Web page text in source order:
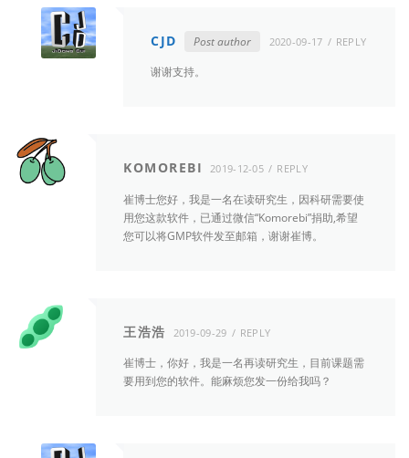
CJD Post author 2020-09-17 REPLY
谢谢支持。
KOMOREBI 2019-12-05 REPLY
崔博士您好，我是一名在读研究生，因科研需要使
用您这款软件，已通过微信“Komorebi”捐助,希望
您可以将GMP软件发至邮箱，谢谢崔博。
王浩浩 2019-09-29 REPLY
崔博士，你好，我是一名再读研究生，目前课题需
要用到您的软件。能麻烦您发一份给我吗？